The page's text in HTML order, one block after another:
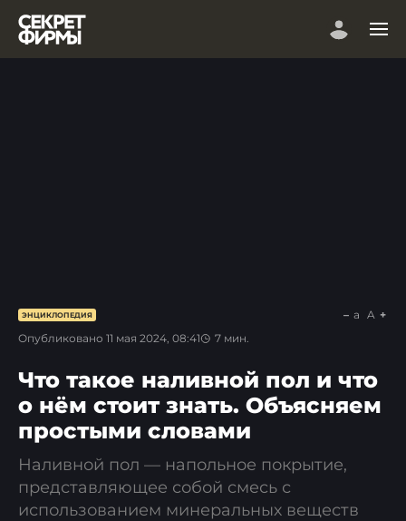
ЭНЦИКЛОПЕДИЯ
Опубликовано 11 мая 2024, 08:41 7 мин.
a A
Что такое наливной пол и что
о нём стоит знать. Объясняем
простыми словами
Наливной пол — напольное покрытие,
представляющее собой смесь с
использованием минеральных веществ